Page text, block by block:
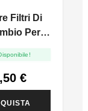
Filtri Di
Per
Colori
€